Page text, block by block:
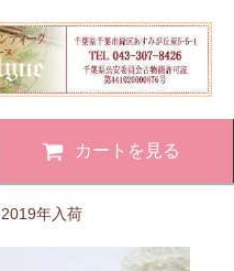
カートを見る
2019年入荷